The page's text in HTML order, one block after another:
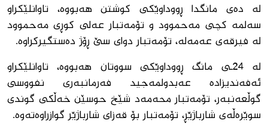
لە دەی مانگدا ڕووداوێكی كوشتن هەبووە، تاوانلێكراو
سەلمە كچی مەحموود و تۆمەتبار عەلی كوڕی مەحموود
لە فیرقەی عەمەلە، تۆمەتبار دوای سێ ڕۆژ دەستگیركراوە.
لە 24ـی مانگ ڕووداوێكی سووتان هەبووە، تاوانلێكراو
ئەفەندیزادە عەبدولمەجید فەرمانبەری نفووسی
گوڵعەنبەر، تۆمەتبار محەمەد شێخ حوسێن خەڵكی گوندی
سوێرەڵەی شارباژێڕ، تۆمەتبار بۆ قەزای شارباژێر گوازراوەتەوە.